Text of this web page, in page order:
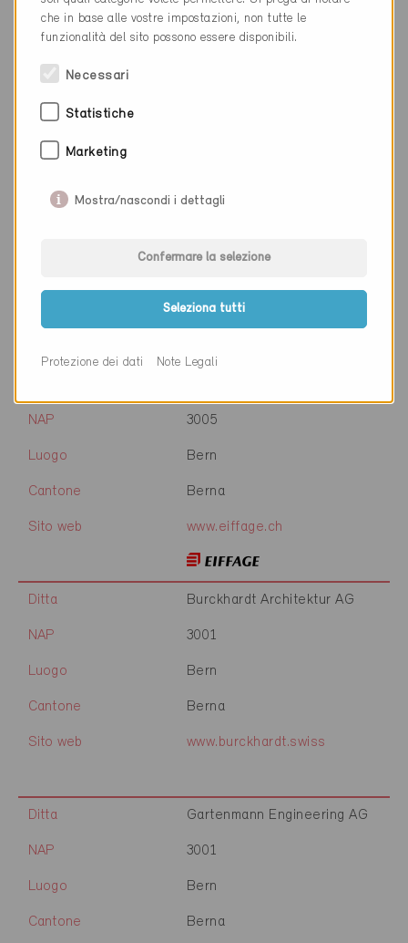
Luogo Bern
Sito web
Ditta
NAP 3006
Berna
www.timbersoultion.ch
NAP 3005
Luogo Bern
Cantone Berna
Sito web www.eiffage.ch
Ditta Burckhardt Architektur AG
NAP 3001
Luogo Bern
Cantone Berna
Sito web www.burckhardt.swiss
Ditta Gartenmann Engineering AG
NAP 3001
Luogo Bern
Cantone Berna
che in base alle vostre impostazioni, non tutte le
funzionalità del sito possono essere disponibili.
Necessari
Statistiche
Marketing
Mostra/nascondi i dettagli
Confermare la selezione
Seleziona tutti
Protezione dei dati Note Legali